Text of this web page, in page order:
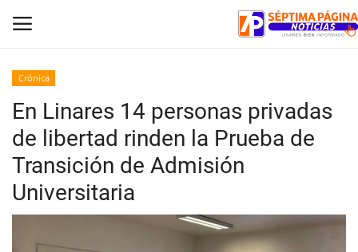
Inicio
Crónica
Policial
Crónica
En Linares 14 personas privadas
de libertad rinden la Prueba de
Transición de Admisión
Universitaria